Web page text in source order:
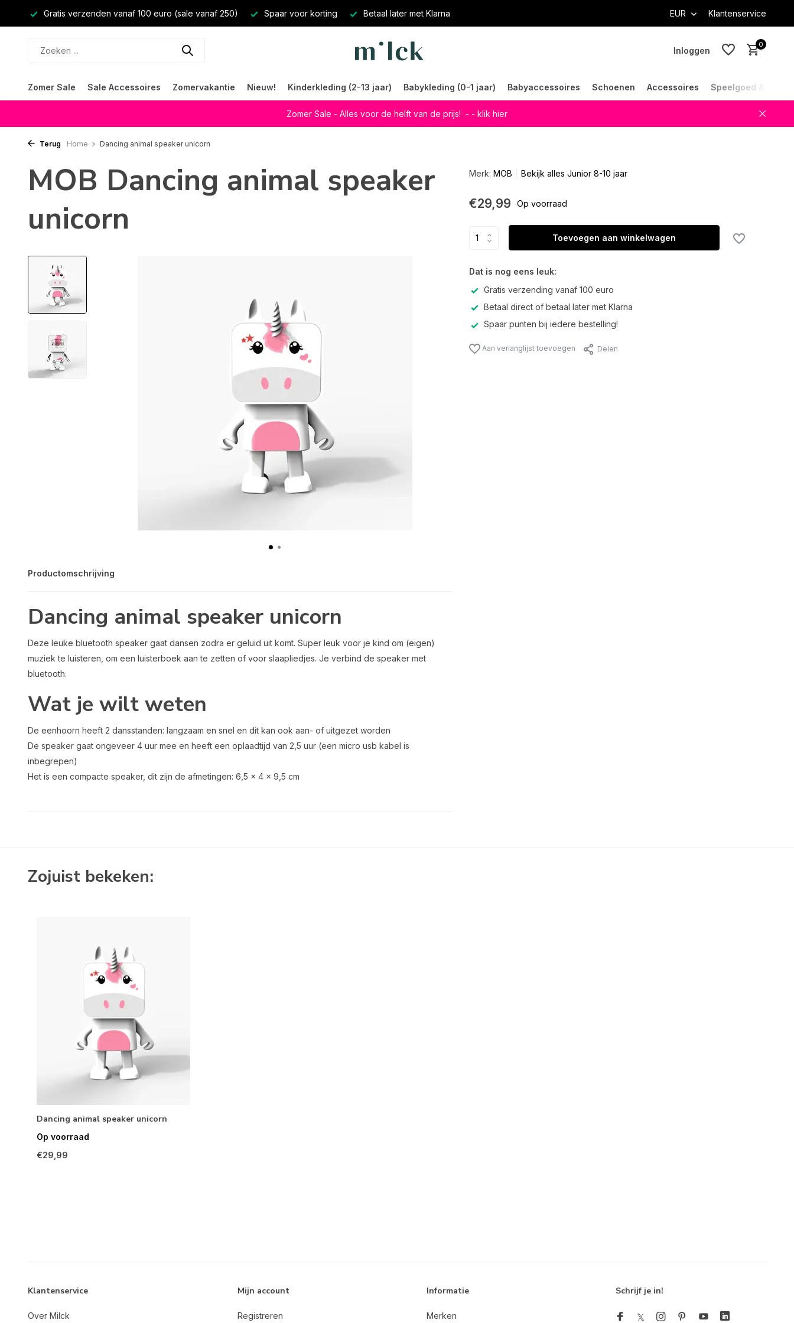
Gratis verzenden vanaf 100 euro (sale vanaf 250) Spaar voor korting Betaal later met Klarna EUR Klantenservice
Inloggen
0
Zomer Sale Sale Accessoires Zomervakantie Nieuw! Kinderkleding (2-13 jaar) Babykleding (0-1 jaar) Babyaccessoires Schoenen Accessoires Speelgoed &
Zomer Sale - Alles voor de helft van de prijs! - - klik hier
Terug Home Dancing animal speaker unicorn
MOB Dancing animal speaker
unicorn
Productomschrijving
Dancing animal speaker unicorn
Deze leuke bluetooth speaker gaat dansen zodra er geluid uit komt. Super leuk voor je kind om (eigen)
muziek te luisteren, om een luisterboek aan te zetten of voor slaapliedjes. Je verbind de speaker met
bluetooth.
Wat je wilt weten
De eenhoorn heeft 2 dansstanden: langzaam en snel en dit kan ook aan- of uitgezet worden
De speaker gaat ongeveer 4 uur mee en heeft een oplaadtijd van 2,5 uur (een micro usb kabel is
inbegrepen)
Het is een compacte speaker, dit zijn de afmetingen: 6,5 x 4 x 9,5 cm
Merk: MOB Bekijk alles Junior 8-10 jaar
€29,99 Op voorraad
Toevoegen aan winkelwagen
Dat is nog eens leuk:
Gratis verzending vanaf 100 euro
Betaal direct of betaal later met Klarna
Spaar punten bij iedere bestelling!
Aan verlanglijst toevoegen Delen
Zojuist bekeken:
Dancing animal speaker unicorn
Op voorraad
€29,99
Klantenservice
Over Milck
Mijn account
Registreren
Informatie
Merken
Schrijf je in!